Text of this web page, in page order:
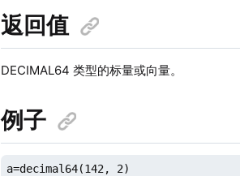
返回值
DECIMAL64 类型的标量或向量。
例子
a=decimal64(142, 2)